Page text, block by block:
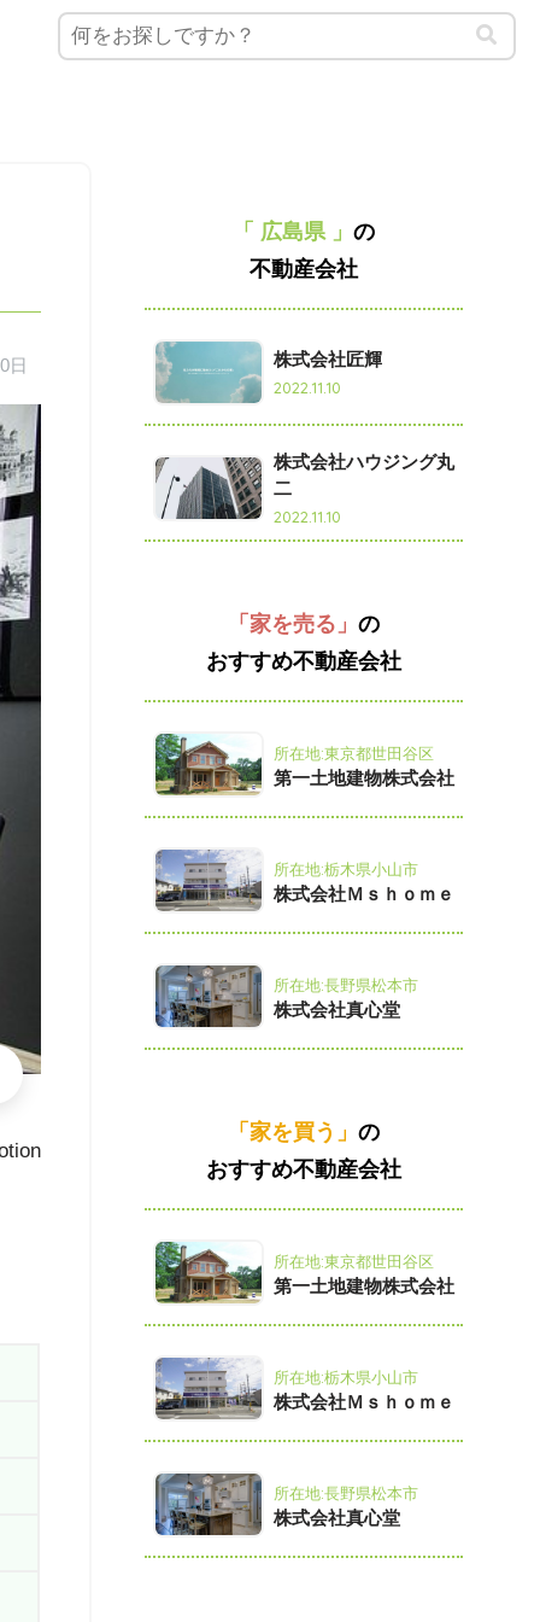
日
「 広島県 」の
不動産会社
株式会社匠輝
2022.11.10
株式会社ハウジング丸
二
2022.11.10
「家を売る」の
おすすめ不動産会社
所在地:東京都世田谷区
第一土地建物株式会社
所在地:栃木県小山市
株式会社Ｍｓｈｏｍｅ
所在地:長野県松本市
株式会社真心堂
「家を買う」の
おすすめ不動産会社
所在地:東京都世田谷区
第一土地建物株式会社
所在地:栃木県小山市
株式会社Ｍｓｈｏｍｅ
所在地:長野県松本市
株式会社真心堂